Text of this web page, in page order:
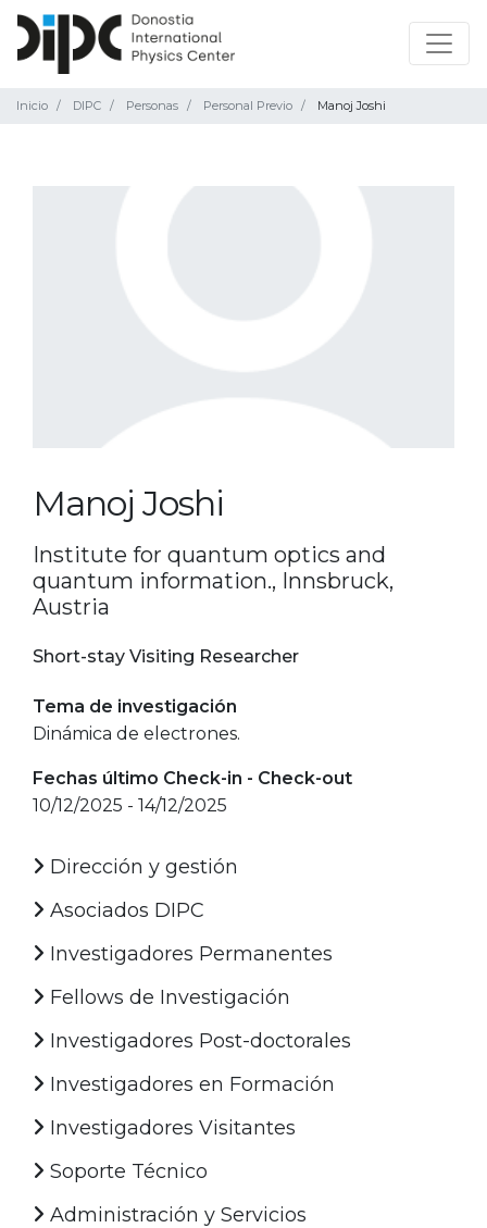
Inicio DIPC Personas Personal Previo Manoj Joshi
Manoj Joshi
Institute for quantum optics and
quantum information., Innsbruck,
Austria
Short-stay Visiting Researcher
Tema de investigación
Dinámica de electrones.
Fechas último Check-in - Check-out
10/12/2025 - 14/12/2025
Dirección y gestión
Asociados DIPC
Investigadores Permanentes
Fellows de Investigación
Investigadores Post-doctorales
Investigadores en Formación
Investigadores Visitantes
Soporte Técnico
Administración y Servicios